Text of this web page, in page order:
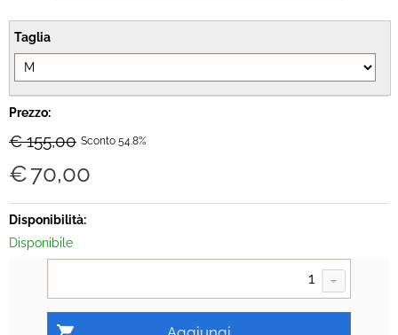
Taglia
Prezzo:
€ 155,00 Sconto 54.8%
€70,00
Disponibilità:
Disponibile